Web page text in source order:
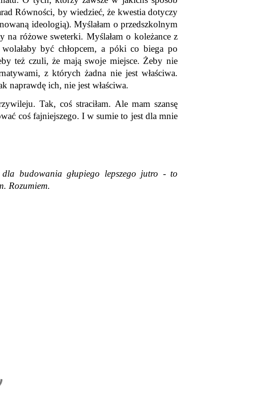
Równości, by wiedzieć, że kwestia dotyczy
ideologią). Myślałam o przedszkolnym
różowe sweterki. Myślałam o koleżance z
być chłopcem, a póki co biega po
też czuli, że mają swoje miejsce. Żeby nie
z których żadna nie jest właściwa.
naprawdę ich, nie jest właściwa.
Tak, coś straciłam. Ale mam szansę
coś fajniejszego. I w sumie to jest dla mnie
budowania głupiego lepszego jutro - to
Rozumiem.